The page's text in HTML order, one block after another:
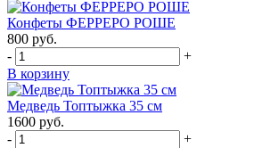
Конфеты ФЕРРЕРО РОШЕ
800 руб.
-
+
В корзину
Медведь Топтыжка 35 см
1600 руб.
-
+